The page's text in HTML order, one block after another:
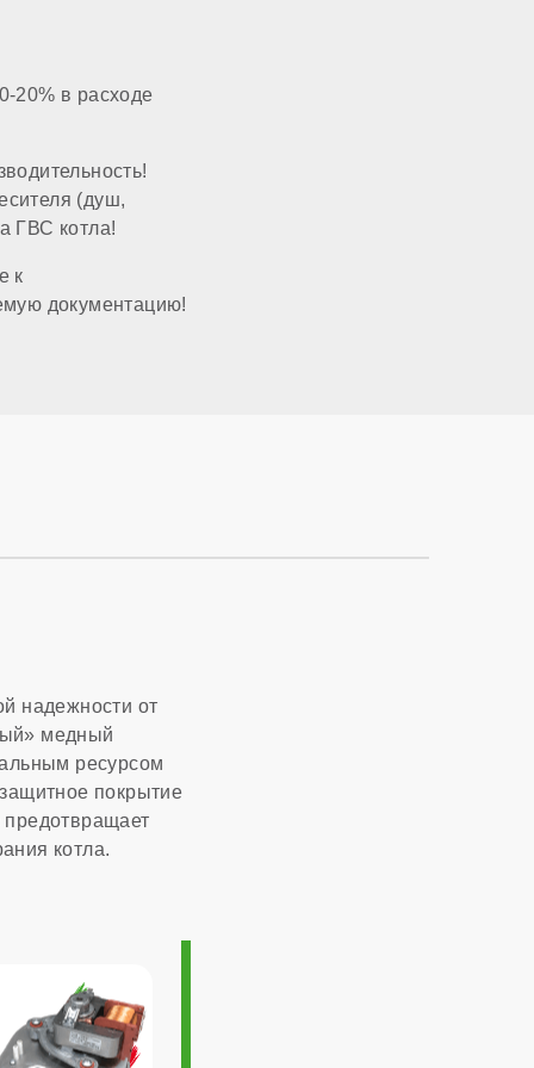
настенный
закрытая
нет
2,72 м³/час
Италия
20% в расходе
(душ,
ГВС котла!
к
документацию!
надежности от
медный
ресурсом
покрытие
котла.